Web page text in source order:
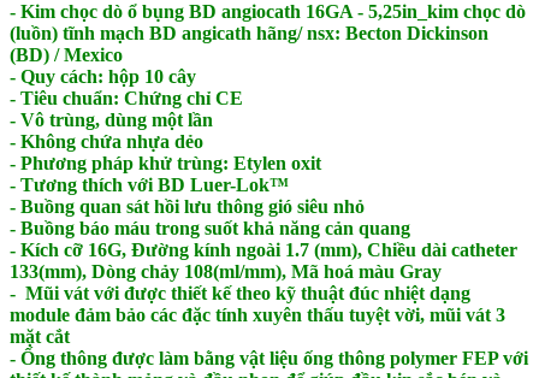
- Kim chọc dò ổ bụng BD angiocath 16GA - 5,25in_kim chọc dò
(luồn) tĩnh mạch BD angicath hãng/ nsx: Becton Dickinson
(BD) / Mexico
- Quy cách: hộp 10 cây
- Tiêu chuẩn: Chứng chỉ CE
- Vô trùng, dùng một lần
- Không chứa nhựa dẻo
- Phương pháp khử trùng: Etylen oxit
- Tương thích với BD Luer-Lok™
- Buồng quan sát hồi lưu thông gió siêu nhỏ
- Buồng báo máu trong suốt khả năng cản quang
- Kích cỡ 16G, Đường kính ngoài 1.7 (mm), Chiều dài catheter
133(mm), Dòng chảy 108(ml/mm), Mã hoá màu Gray
- Mũi vát với được thiết kế theo kỹ thuật đúc nhiệt dạng
module đảm bảo các đặc tính xuyên thấu tuyệt vời, mũi vát 3
mặt cắt
- Ống thông được làm bằng vật liệu ống thông polymer FEP với